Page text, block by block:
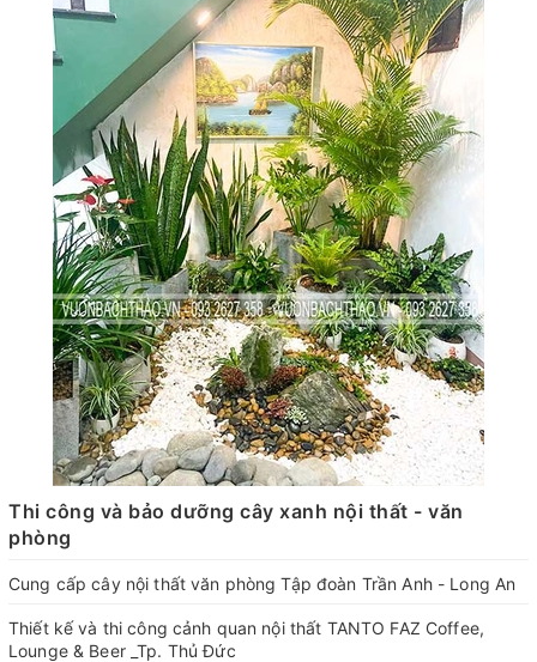
Thi công và bảo dưỡng cây xanh nội thất - văn
phòng
Cung cấp cây nội thất văn phòng Tập đoàn Trần Anh - Long An
Thiết kế và thi công cảnh quan nội thất TANTO FAZ Coffee,
Lounge & Beer _Tp. Thủ Đức